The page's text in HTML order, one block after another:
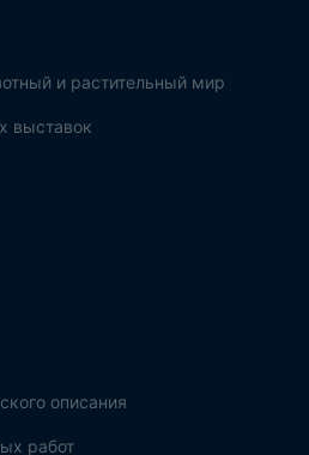
и растительный мир
выставок
описания
работ